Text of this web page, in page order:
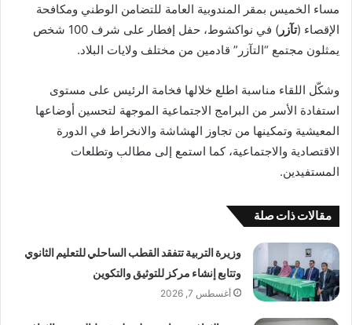
مساء الخميس بمقر المندوبية العامة للتضامن الوطني ومكافحة
الإقصاء (تآزر
) في نواكشوط، حفل إفطار على شرف 100 شخص
يمثلون مجتمع “التآزر” قادمين من مختلف ولايات البلاد.
وشكّل اللقاء مناسبة اطلع خلالها فخامة الرئيس على مستوى
استفادة الأسر من البرامج الاجتماعية الموجهة لتحسين أوضاعها
المعيشية وتمكينها من تجاوز الهشاشة والانخراط في الدورة
الاقتصادية والاجتماعية، كما استمع إلى مطالب وتطلعات
المستفيدين.
مقالات ذات صلة
وزيرة التربية تتفقد القطب الساحلي للتعليم الثانوي
وتتابع إنشاء مركز للتوثيق والتكوين
أغسطس 7, 2026